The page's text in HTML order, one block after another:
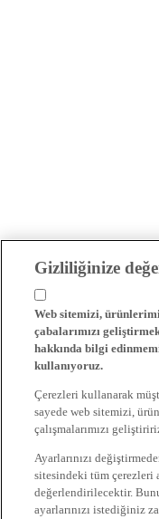
Gizliliğinize
Web sitemizi,
çabalarımızı
hakkında bilgi
kullanıyoruz.
Çerezleri kullanarak
sayede web sitemizi,
çalışmalarımızı
Ayarlarınızı
sitesindeki tüm çerezleri
değerlendirilecektir.
ayarlarınızı istediğiniz